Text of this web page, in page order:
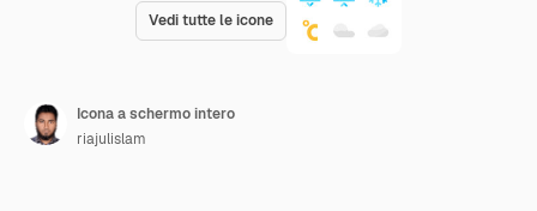
Vedi tutte le icone
Icona a schermo intero
riajulislam